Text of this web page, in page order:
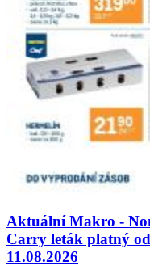
Aktuální Makro -
Carry leták platný
11.08.2026